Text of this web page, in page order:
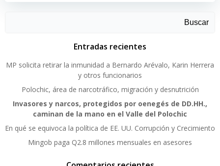
Buscar
Entradas recientes
MP solicita retirar la inmunidad a Bernardo Arévalo, Karin Herrera
y otros funcionarios
Polochic, área de narcotráfico, migración y desnutrición
Invasores y narcos, protegidos por oenegés de DD.HH.,
caminan de la mano en el Valle del Polochic
En qué se equivoca la política de EE. UU. Corrupción y Crecimiento
Mingob paga Q2.8 millones mensuales en asesores